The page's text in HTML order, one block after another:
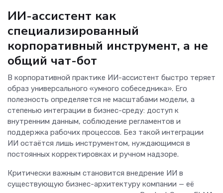
ИИ-ассистент как
специализированный
корпоративный инструмент, а не
общий чат-бот
В корпоративной практике ИИ-ассистент быстро теряет
образ универсального «умного собеседника». Его
полезность определяется не масштабами модели, а
степенью интеграции в бизнес-среду: доступ к
внутренним данным, соблюдение регламентов и
поддержка рабочих процессов. Без такой интеграции
ИИ остаётся лишь инструментом, нуждающимся в
постоянных корректировках и ручном надзоре.
Критически важным становится внедрение ИИ в
существующую бизнес-архитектуру компании — её